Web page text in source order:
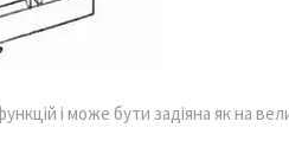
і може бути задіяна як на